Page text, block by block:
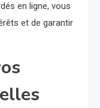
en ligne, vous
et de garantir